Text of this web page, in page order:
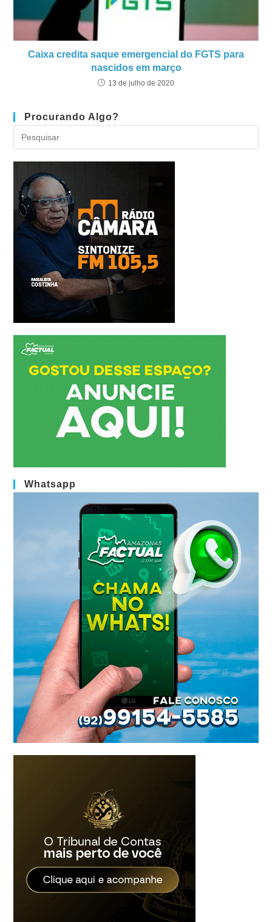
Caixa credita saque emergencial do FGTS para
nascidos em março
13 de julho de 2020
Procurando Algo?
Whatsapp